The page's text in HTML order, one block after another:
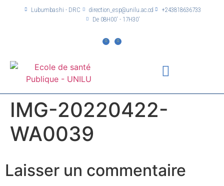
Lubumbashi - DRC direction_esp@unilu.ac.cd
+243818636733
De 08H00' - 17H30'
IMG-20220422-
WA0039
Laisser un commentaire